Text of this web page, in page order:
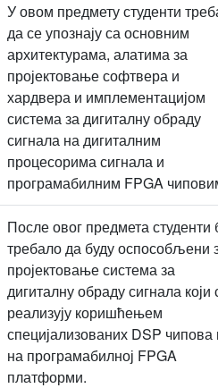
У овом предмету студенти
да се упознају са основним
архитектурама, алатима за
пројектовање софтвера и
хардвера и имплементацијом
система за дигиталну обраду
сигнала на дигиталним
процесорима сигнала и
програмабилним FPGA
После овог предмета студенти
требало да буду оспособљени
пројектовање система за
дигиталну обраду сигнала који
реализују коришћењем
специјализованих DSP чипова
на програмабилној FPGA
платформи.